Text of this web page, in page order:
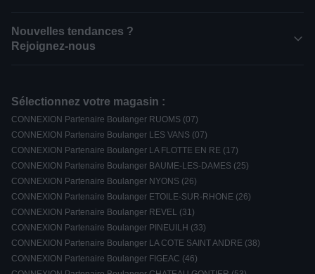
Nouvelles tendances ?
Rejoignez-nous
Sélectionnez votre magasin :
CONNEXION Partenaire Boulanger RUOMS (07)
CONNEXION Partenaire Boulanger LES VANS (07)
CONNEXION Partenaire Boulanger LA FLOTTE EN RE (17)
CONNEXION Partenaire Boulanger BAUME-LES-DAMES (25)
CONNEXION Partenaire Boulanger NYONS (26)
CONNEXION Partenaire Boulanger ETOILE-SUR-RHONE (26)
CONNEXION Partenaire Boulanger REVEL (31)
CONNEXION Partenaire Boulanger PINEUILH (33)
CONNEXION Partenaire Boulanger LA COTE SAINT ANDRE (38)
CONNEXION Partenaire Boulanger FIGEAC (46)